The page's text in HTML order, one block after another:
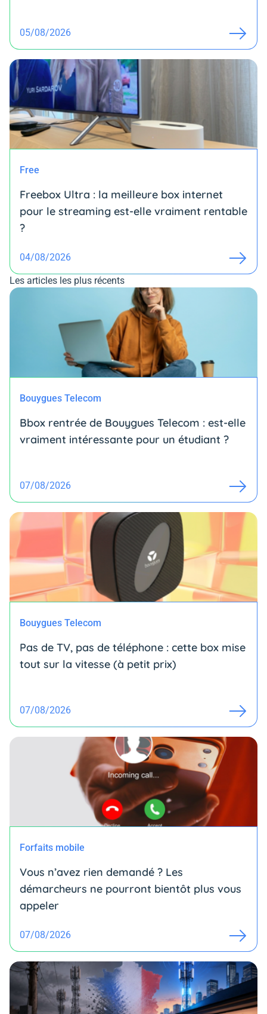
05/08/2026
Free
Freebox Ultra : la meilleure box internet
pour le streaming est-elle vraiment rentable
?
04/08/2026
Les articles les plus récents
Bouygues Telecom
Bbox rentrée de Bouygues Telecom : est-elle
vraiment intéressante pour un étudiant ?
07/08/2026
Bouygues Telecom
Pas de TV, pas de téléphone : cette box mise
tout sur la vitesse (à petit prix)
07/08/2026
Forfaits mobile
Vous n’avez rien demandé ? Les
démarcheurs ne pourront bientôt plus vous
appeler
07/08/2026